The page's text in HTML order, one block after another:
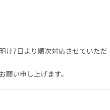
け7日より順次対応させていただ
い申し上げます。